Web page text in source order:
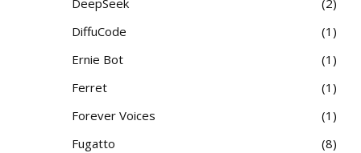
DiffuCode
1
Ernie Bot
1
Ferret
1
Forever Voices
1
Fugatto
8